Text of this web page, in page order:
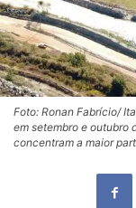
Foto: Ronan Fabrício/
em setembro e outubro
concentram a maior